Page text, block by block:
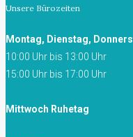
Unsere Bürozeiten
Montag, Dienstag,
10:00 Uhr bis 13:00 Uhr
15:00 Uhr bis 17:00 Uhr
Mittwoch Ruhetag